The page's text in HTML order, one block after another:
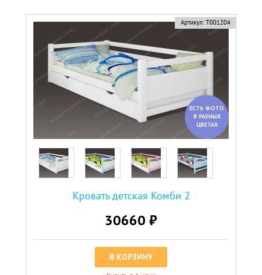
Артикул: Т001204
ЕСТЬ ФОТО
В РАЗНЫХ
ЦВЕТАХ
Кровать детская Комби 2
30660 ₽
В КОРЗИНУ